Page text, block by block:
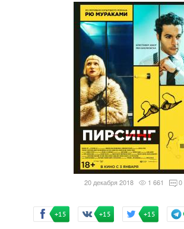
20 декабря 2018 1 661 0
+15 +15 +15